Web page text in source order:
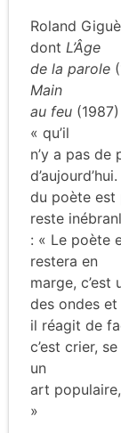
Roland
dont L’Âge
de la parole
Main
au feu
« qu’il
n’y a pas
du poète est
reste
: « Le poète
restera en
marge,
des ondes et
il réagit de
c’est crier,
un
art
»